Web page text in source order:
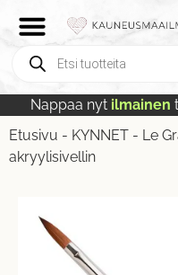
Nappaa nyt ilmainen
Etusivu - KYNNET - Le
akryylisivellin